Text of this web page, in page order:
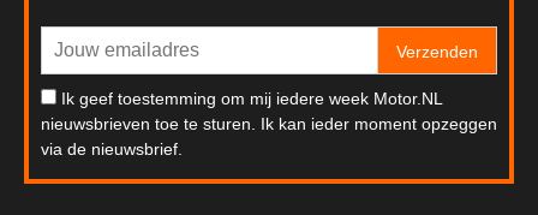
Verzenden
Ik geef toestemming om mij iedere week Motor.NL
nieuwsbrieven toe te sturen. Ik kan ieder moment opzeggen
via de nieuwsbrief.